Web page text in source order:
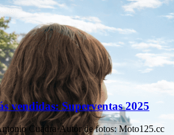
vendidas: Superventas 2025
Cuadra·Autor de fotos: Moto125.cc